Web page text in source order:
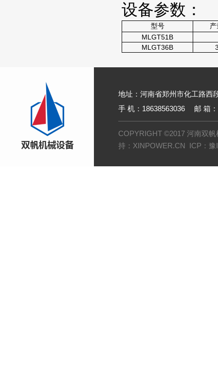
设备参数：
型号
MLGT51B
MLGT36B
地址：河南省郑州市化工路西
手 机：18638563036
邮 箱
COPYRIGHT ©2017 河南双
持： XINPOWER.CN ICP： 豫